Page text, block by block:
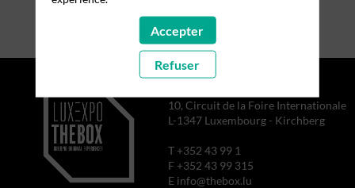
10, Circuit de la Foire Internationale
L-1347 Luxembourg - Kirchberg
T +352 43 99 1
F +352 43 99 315
E info@thebox.lu
Accepter
Refuser